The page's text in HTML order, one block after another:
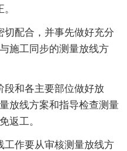
切配合，并事先做好充分
施工同步的测量放线方
段和各主要部位做好放
放线方案和指导检查测量
返工。
工作要从审核测量放线方